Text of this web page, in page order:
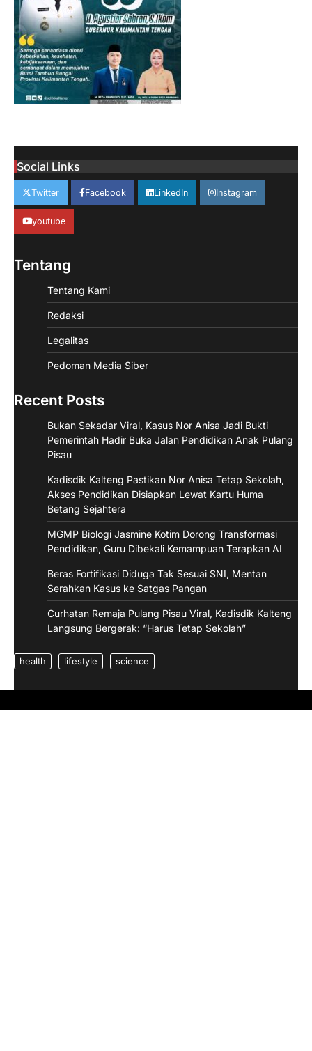
Social Links
Twitter Facebook LinkedIn Instagram
youtube
Tentang
Tentang Kami
Redaksi
Legalitas
Pedoman Media Siber
Recent Posts
Bukan Sekadar Viral, Kasus Nor Anisa Jadi Bukti
Pemerintah Hadir Buka Jalan Pendidikan Anak Pulang
Pisau
Kadisdik Kalteng Pastikan Nor Anisa Tetap Sekolah,
Akses Pendidikan Disiapkan Lewat Kartu Huma
Betang Sejahtera
MGMP Biologi Jasmine Kotim Dorong Transformasi
Pendidikan, Guru Dibekali Kemampuan Terapkan AI
Beras Fortifikasi Diduga Tak Sesuai SNI, Mentan
Serahkan Kasus ke Satgas Pangan
Curhatan Remaja Pulang Pisau Viral, Kadisdik Kalteng
Langsung Bergerak: “Harus Tetap Sekolah”
health lifestyle science